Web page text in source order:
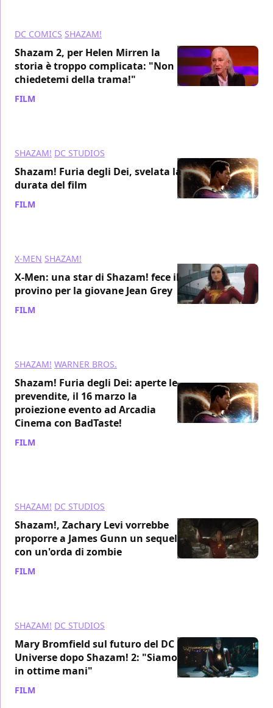
DC COMICS SHAZAM!
Shazam 2, per Helen Mirren la
storia è troppo complicata: "Non
chiedetemi della trama!"
FILM
SHAZAM! DC STUDIOS
Shazam! Furia degli Dei, svelata la
durata del film
FILM
X-MEN SHAZAM!
X-Men: una star di Shazam! fece il
provino per la giovane Jean Grey
FILM
SHAZAM! WARNER BROS.
Shazam! Furia degli Dei: aperte le
prevendite, il 16 marzo la
proiezione evento ad Arcadia
Cinema con BadTaste!
FILM
SHAZAM! DC STUDIOS
Shazam!, Zachary Levi vorrebbe
proporre a James Gunn un sequel
con un'orda di zombie
FILM
SHAZAM! DC STUDIOS
Mary Bromfield sul futuro del DC
Universe dopo Shazam! 2: "Siamo
in ottime mani"
FILM